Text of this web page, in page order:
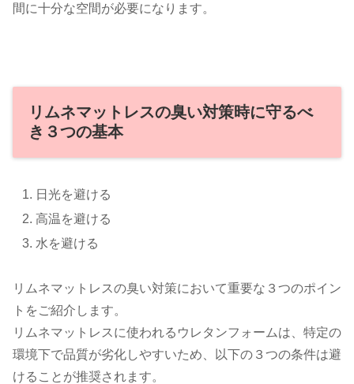
間に十分な空間が必要になります。
リムネマットレスの臭い対策時に守るべ
き３つの基本
日光を避ける
高温を避ける
水を避ける
リムネマットレスの臭い対策において重要な３つのポイン
トをご紹介します。
リムネマットレスに使われるウレタンフォームは、特定の
環境下で品質が劣化しやすいため、以下の３つの条件は避
けることが推奨されます。